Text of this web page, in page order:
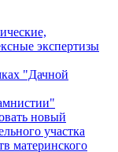
экспертизы
"Дачной
новый
участка
материнского